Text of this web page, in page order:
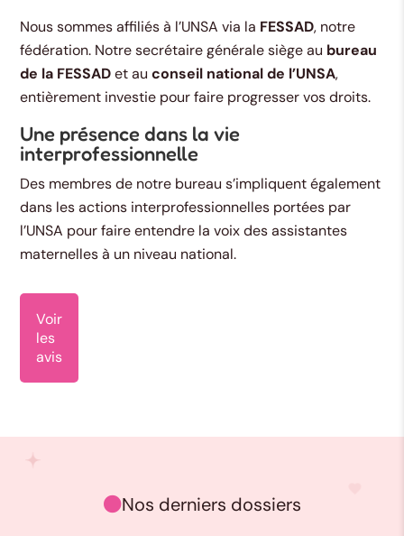
Nous sommes affiliés à l’UNSA via la FESSAD, notre
fédération. Notre secrétaire générale siège au bureau
de la FESSADet auconseil national de l’UNSA,
entièrement investie pour faire progresser vos droits.
Une présence dans la vie
interprofessionnelle
Des membres de notre bureau s’impliquent également
dans les actions interprofessionnelles portées par
l’UNSA pour faire entendre la voix des assistantes
maternelles à un niveau national.
Voir
les
avis
Nos derniers dossiers